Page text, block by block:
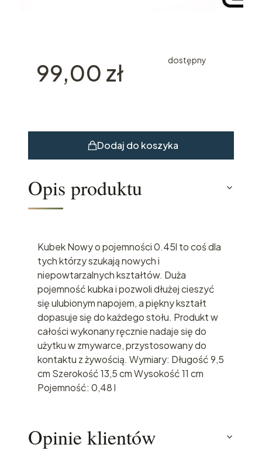
Cena
99,00 zł dostępny
Dodaj do koszyka
Opis produktu
Kubek Nowy o pojemności 0.45l to coś dla
tych którzy szukają nowych i
niepowtarzalnych kształtów. Duża
pojemność kubka i pozwoli dłużej cieszyć
się ulubionym napojem, a piękny kształt
dopasuje się do każdego stołu. Produkt w
całości wykonany ręcznie nadaje się do
użytku w zmywarce, przystosowany do
kontaktu z żywością. Wymiary: Długość 9,5
cm Szerokość 13,5 cm Wysokość 11 cm
Pojemność: 0,48 l
Opinie klientów